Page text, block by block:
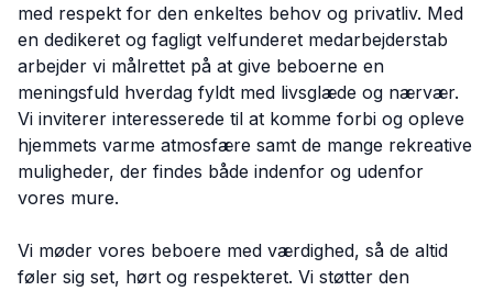
med respekt for den enkeltes behov og privatliv. Med
en dedikeret og fagligt velfunderet medarbejderstab
arbejder vi målrettet på at give beboerne en
meningsfuld hverdag fyldt med livsglæde og nærvær.
Vi inviterer interesserede til at komme forbi og opleve
hjemmets varme atmosfære samt de mange rekreative
muligheder, der findes både indenfor og udenfor
vores mure.
Vi møder vores beboere med værdighed, så de altid
føler sig set, hørt og respekteret. Vi støtter den